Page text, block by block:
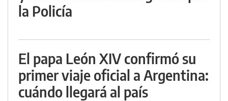
la Policía
El papa León XIV confirmó su
primer viaje oficial a Argentina:
cuándo llegará al país